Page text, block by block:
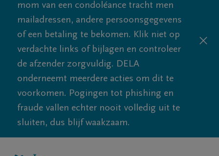
mom van een condoléance tracht men
mailadressen, andere persoonsgegevens
of een betaling te bekomen. Klik niet op
verdachte links of bijlagen en controleer
de afzender zorgvuldig. DELA
onderneemt meerdere acties om dit te
voorkomen. Pogingen tot phishing en
fraude vallen echter nooit volledig uit te
sluiten, dus blijf waakzaam.